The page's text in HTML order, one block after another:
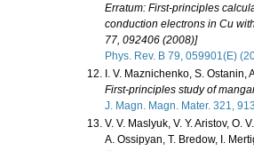
Erratum: First-principles
conduction electrons in Cu
77, 092406 (2008)]
Phys. Rev. B 79, 059901(E)
I. V. Maznichenko, S. Ostanin,
First-principles study of
J. Magn. Magn. Mater. 321,
V. V. Maslyuk, V. Y. Aristov, O.
A. Ossipyan, T. Bredow, I.